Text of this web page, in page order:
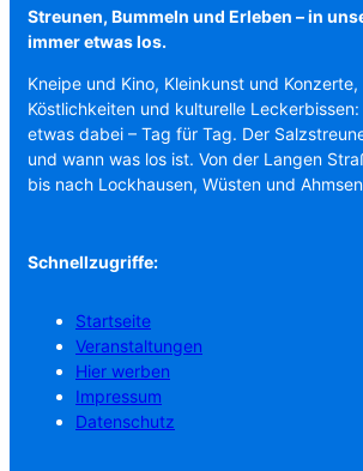
Streunen, Bummeln und Erleben – in
immer etwas los.
Kneipe und Kino, Kleinkunst und
Köstlichkeiten und kulturelle
etwas dabei – Tag für Tag. Der
und wann was los ist. Von der Langen
bis nach Lockhausen, Wüsten und
Schnellzugriffe:
Startseite
Veranstaltungen
Hier werben
Impressum
Datenschutz